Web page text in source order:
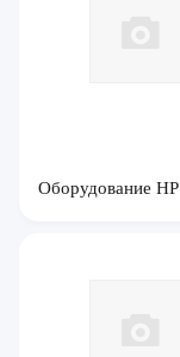
Оборудование HP